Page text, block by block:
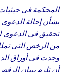
المحكمة فى
بشأن إحالة
تحقيق فى الدعوى
من الرخص التى
وجدت فى أوراق
أن تلزم ببيان